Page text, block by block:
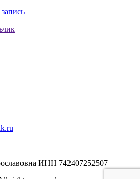
ИНН 742407252507